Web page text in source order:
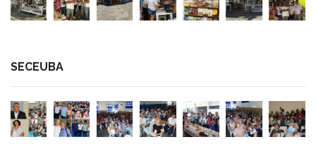
SECEUBA